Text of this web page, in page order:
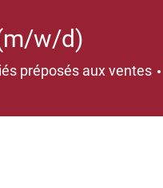
w/d)
préposés aux ventes